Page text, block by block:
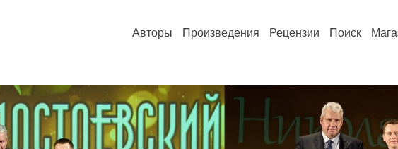
Авторы Произведения Рецензии Поиск